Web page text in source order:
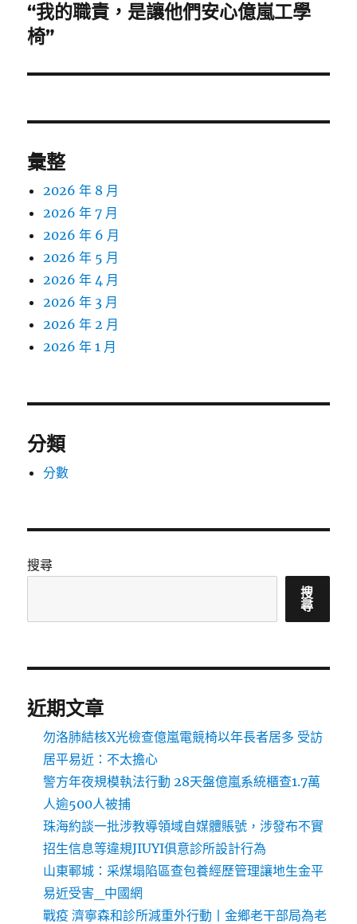
一
篇
章:
“我的職責，是讓他們安心億嵐工學
椅”
彙整
2026 年 8 月
2026 年 7 月
2026 年 6 月
2026 年 5 月
2026 年 4 月
2026 年 3 月
2026 年 2 月
2026 年 1 月
分類
分數
搜尋
搜
尋
近期文章
勿洛肺結核X光檢查億嵐電競椅以年長者居多 受訪
居平易近：不太擔心
警方年夜規模執法行動 28天盤億嵐系統櫃查1.7萬
人逾500人被捕
珠海約談一批涉教導領域自媒體賬號，涉發布不實
招生信息等違規JIUYI俱意診所設計行為
山東鄆城：采煤塌陷區查包養經歷管理讓地生金平
易近受害_中國網
戰疫 濟寧森和診所減重外行動丨金鄉老干部局為老